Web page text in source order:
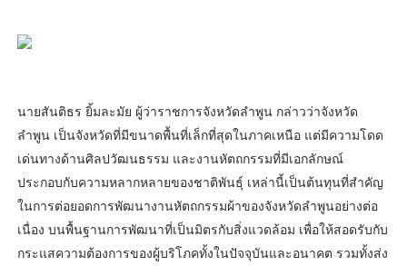
นายสันติธร ยิ้มละมัย ผู้ว่าราชการจังหวัดลำพูน กล่าวว่าจังหวัด
ลำพูน เป็นจังหวัดที่มีขนาดพื้นที่เล็กที่สุดในภาคเหนือ แต่มีความโดด
เด่นทางด้านศิลปวัฒนธรรม และงานหัตถกรรมที่มีเอกลักษณ์
ประกอบกับความหลากหลายของชาติพันธุ์ เหล่านี้เป็นต้นทุนที่สำคัญ
ในการต่อยอดการพัฒนางานหัตถกรรมผ้าของจังหวัดลำพูนอย่างต่อ
เนื่อง บนพื้นฐานการพัฒนาที่เป็นมิตรกับสิ่งแวดล้อม เพื่อให้สอดรับกับ
กระแสความต้องการของผู้บริโภคทั้งในปัจจุบันและอนาคต รวมทั้งส่ง